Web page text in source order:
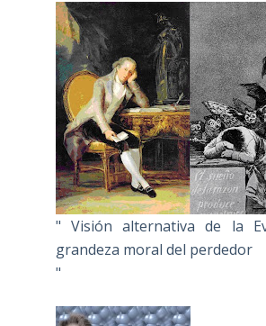
" Visión alternativa de la
grandeza moral del perdedor
"